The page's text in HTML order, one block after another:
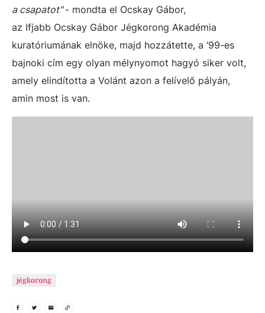
a csapatot"- mondta el Ocskay Gábor,
az Ifjabb Ocskay Gábor Jégkorong Akadémia
kuratóriumának elnöke, majd hozzátette, a ‘99-es
bajnoki cím egy olyan mélynyomot hagyó siker volt,
amely elindította a Volánt azon a felívelő pályán,
amin most is van.
jégkorong